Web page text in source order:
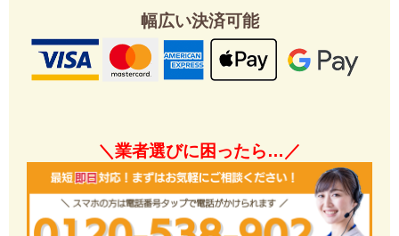
幅広い決済可能
＼業者選びに困ったら…／